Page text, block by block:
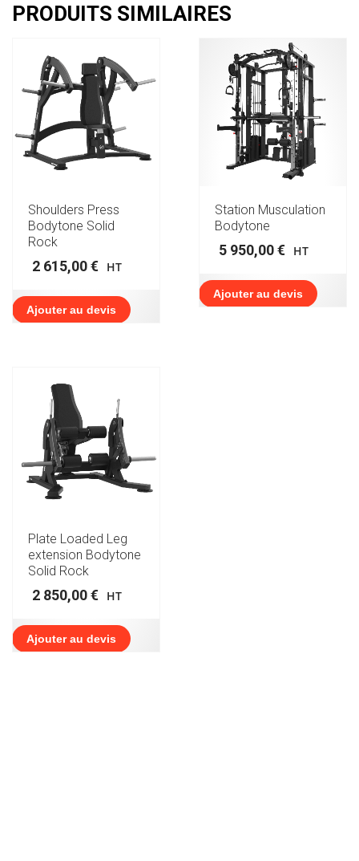
PRODUITS SIMILAIRES
Shoulders Press
Bodytone Solid
Rock
2 615,00€ HT
Ajouter au devis
Station Musculation
Bodytone
5 950,00€ HT
Ajouter au devis
Plate Loaded Leg
extension Bodytone
Solid Rock
2 850,00€ HT
Ajouter au devis